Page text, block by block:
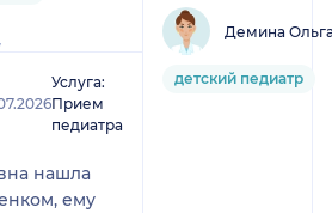
через
Услуга:
Прием
педиатра
нашла
ему
Демина
детский педиатр